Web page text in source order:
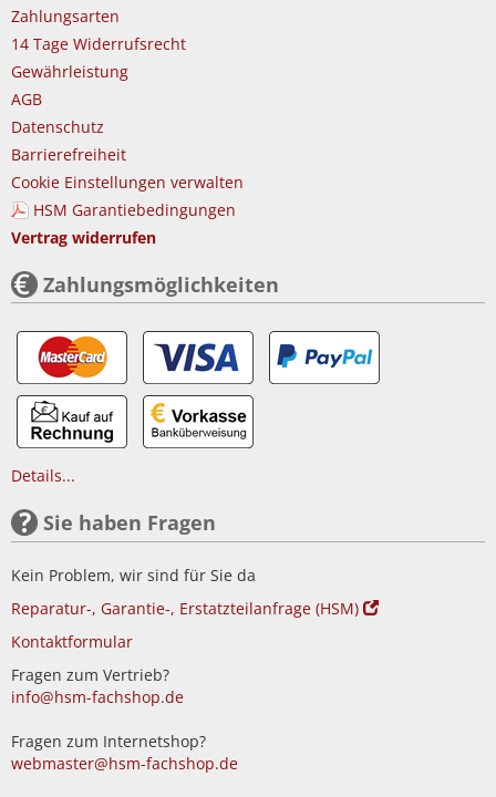
Zahlungsarten
14 Tage Widerrufsrecht
Gewährleistung
AGB
Datenschutz
Barrierefreiheit
Cookie Einstellungen verwalten
HSM Garantiebedingungen
Vertrag widerrufen
Zahlungsmöglichkeiten
Details...
Sie haben Fragen
Kein Problem, wir sind für Sie da
Reparatur-, Garantie-, Erstatzteilanfrage (HSM)
Kontaktformular
Fragen zum Vertrieb?
info@hsm-fachshop.de
Fragen zum Internetshop?
webmaster@hsm-fachshop.de